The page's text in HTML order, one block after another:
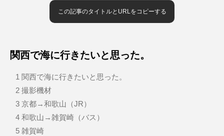
この記事のタイトルとURLをコピーする
関西で海に行きたいと思った。
1 関西で海に行きたいと思った。
2 撮影機材
3 京都→和歌山（JR）
4 和歌山→雑賀崎（バス）
5 雑賀崎